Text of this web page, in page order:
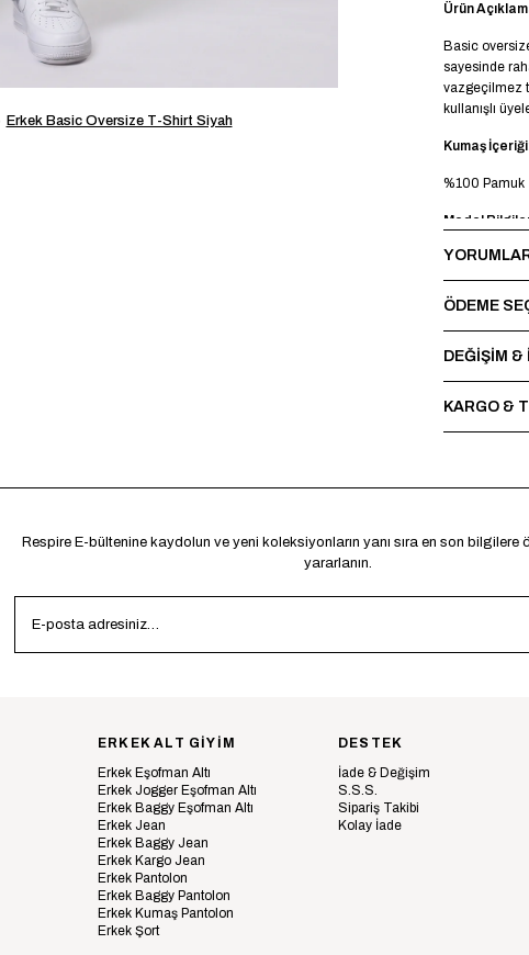
Erkek Basic Oversize T-Shirt Siyah
Ürün
Basic
sayesinde
vazgeçilmez
kullanışlı
Kumaş
%100 Pamuk
Model
Boy 188 cm -
Yıkama
Maksimum
sırasında
ÖDEME
DEĞİŞİM &
KARGO &
Respire E-bültenine kaydolun ve yeni koleksiyonların yanı sıra en son bilgilere
yararlanın.
ERKEK ALT GİYİM
Erkek Eşofman Altı
Erkek Jogger Eşofman Altı
Erkek Baggy Eşofman Altı
Erkek Jean
Erkek Baggy Jean
Erkek Kargo Jean
Erkek Pantolon
Erkek Baggy Pantolon
Erkek Kumaş Pantolon
Erkek Şort
DESTEK
İade & Değişim
S.S.S.
Sipariş Takibi
Kolay İade